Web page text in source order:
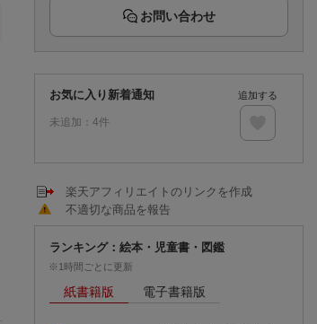
お問い合わせ
お気に入り新着通知
未追加： 4件
追加する
楽天アフィリエイトのリンクを作成
不適切な商品を報告
ランキング：絵本・児童書・図鑑
※1時間ごとに更新
紙書籍版 電子書籍版